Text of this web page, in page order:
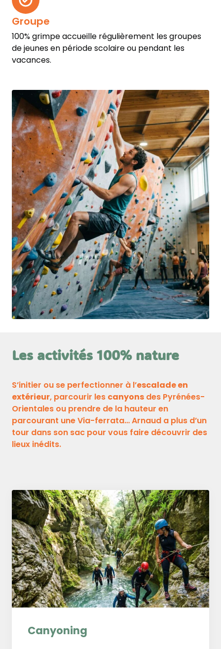
Groupe
100% grimpe accueille régulièrement les groupes
de jeunes en période scolaire ou pendant les
vacances.
Les activités 100% nature
S’initier ou se perfectionner à l’escalade en
extérieur, parcourir les canyons des Pyrénées-
Orientales ou prendre de la hauteur en
parcourant une Via-ferrata… Arnaud a plus d’un
tour dans son sac pour vous faire découvrir des
lieux inédits.
Canyoning